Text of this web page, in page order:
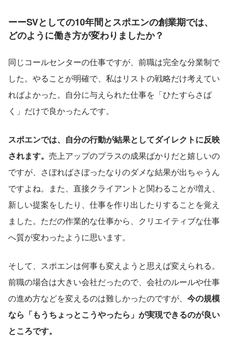
ーーSVとしての10年間とスポエンの創業期では、
どのように働き方が変わりましたか？
同じコールセンターの仕事ですが、前職は完全な分業制で
した。やることが明確で、私はリストの戦略だけ考えてい
ればよかった。自分に与えられた仕事を「ひたすらさば
く」だけで良かったんです。
スポエンでは、自分の行動が結果としてダイレクトに反映
されます。 売上アップのプラスの成果ばかりだと嬉しいの
ですが、さぼればさぼったなりのダメな結果が出ちゃうん
ですよね。また、直接クライアントと関わることが増え、
新しい提案をしたり、仕事を作り出したりすることを覚え
ました。ただの作業的な仕事から、クリエイティブな仕事
へ質が変わったように思います。
そして、スポエンは何事も変えようと思えば変えられる。
前職の場合は大きい会社だったので、会社のルールや仕事
の進め方などを変えるのは難しかったのですが、 今の規模
なら「もうちょっとこうやったら」が実現できるのが良い
ところです。